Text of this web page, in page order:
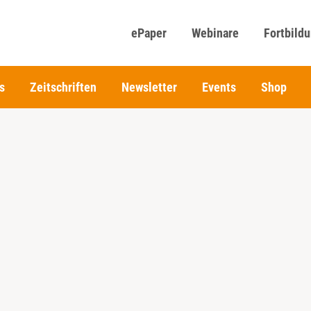
ePaper Webinare
Zeitschriften Newsletter Events Shop